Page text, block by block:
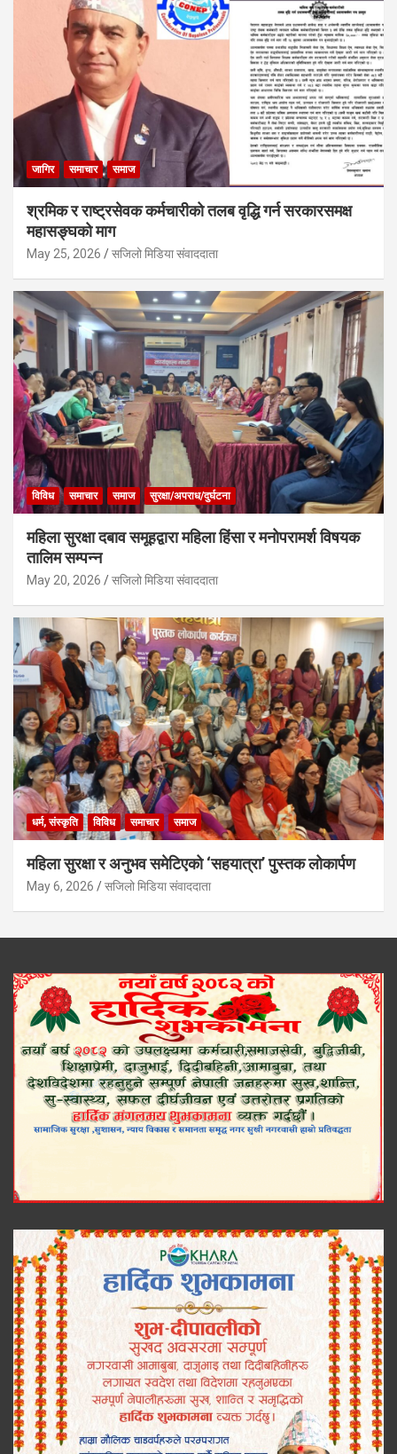
जागिर समाचार समाज
श्रमिक र राष्ट्रसेवक कर्मचारीको तलब वृद्धि गर्न सरकारसमक्ष
महासङ्घको माग
May 25, 2026 सजिलो मिडिया संवाददाता
विविध समाचार समाज सुरक्षा/अपराध/दुर्घटना
महिला सुरक्षा दबाव समूहद्वारा महिला हिंसा र मनोपरामर्श विषयक
तालिम सम्पन्न
May 20, 2026 सजिलो मिडिया संवाददाता
धर्म, संस्कृति विविध समाचार समाज
महिला सुरक्षा र अनुभव समेटिएको ‘सहयात्रा’ पुस्तक लोकार्पण
May 6, 2026 सजिलो मिडिया संवाददाता